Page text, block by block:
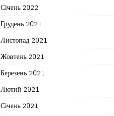
Січень 2022
Грудень 2021
Листопад 2021
Жовтень 2021
Березень 2021
Лютий 2021
Січень 2021